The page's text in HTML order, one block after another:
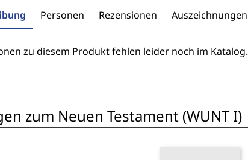
Personen Rezensionen Auszeichnungen
zu diesem Produkt fehlen leider noch im Katalog.
zum Neuen Testament (WUNT I)